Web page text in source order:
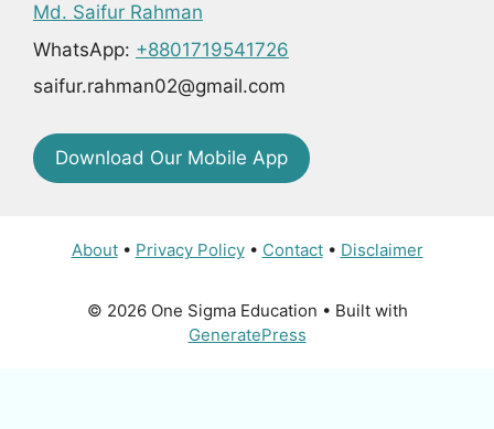
Md. Saifur Rahman
WhatsApp: +8801719541726
saifur.rahman02@gmail.com
Download Our Mobile App
About• Privacy Policy• Contact• Disclaimer
© 2026 One Sigma Education • Built with
GeneratePress